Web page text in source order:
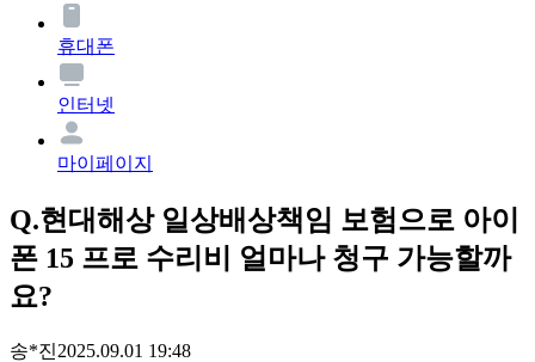
휴대폰
인터넷
마이페이지
Q.현대해상 일상배상책임 보험으로 아이
폰 15 프로 수리비 얼마나 청구 가능할까
요?
송*진2025.09.01 19:48